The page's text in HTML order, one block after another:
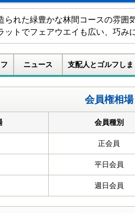
られた緑豊かな林間コースの雰
ットでフェアウエイも広い、巧み
ニュース 支配人とゴルフしま
会員権相場
会員種別
正会員
平日会員
週日会員